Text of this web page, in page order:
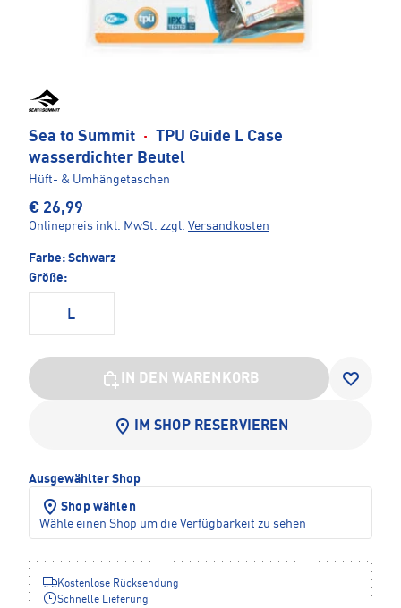
Sea to Summit · TPU Guide L Case
wasserdichter Beutel
Hüft- & Umhängetaschen
€ 26,99
Onlinepreis inkl. MwSt. zzgl. Versandkosten
Farbe: Schwarz
Größe:
L
IN DEN WARENKORB
IM SHOP RESERVIEREN
Ausgewählter Shop
Shop wählen
Wähle einen Shop um die Verfügbarkeit zu sehen
Kostenlose Rücksendung
Schnelle Lieferung